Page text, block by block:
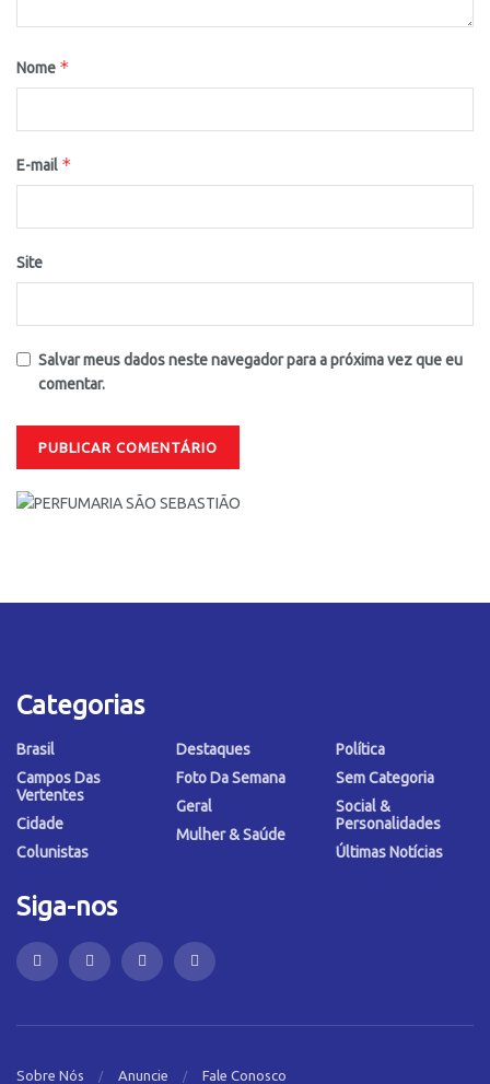
Nome *
E-mail *
Site
Salvar meus dados neste navegador para a próxima vez que eu
comentar.
Categorias
Brasil
Campos Das
Vertentes
Cidade
Colunistas
Destaques
Foto Da Semana
Geral
Mulher & Saúde
Política
Sem Categoria
Social &
Personalidades
Últimas Notícias
Siga-nos
Sobre Nós Anuncie Fale Conosco